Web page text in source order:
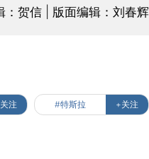
：贺信 | 版面编辑：刘春辉
注 #特斯拉 +关注